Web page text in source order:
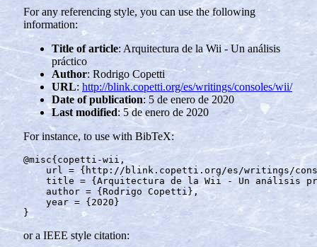
For any referencing style, you can use the following
information:
Title of article: Arquitectura de la Wii - Un análisis
práctico
Author: Rodrigo Copetti
URL: http://blink.copetti.org/es/writings/consoles/wii/
Date of publication: 5 de enero de 2020
Last modified: 5 de enero de 2020
For instance, to use with BibTeX:
@misc{copetti-wii ,
url
= {http://blink.copetti.org/es/writings/
title = {Arquitectura de la Wii - Un análisis
author = {Rodrigo Copetti} ,
year = {2020}
}
or a IEEE style citation: